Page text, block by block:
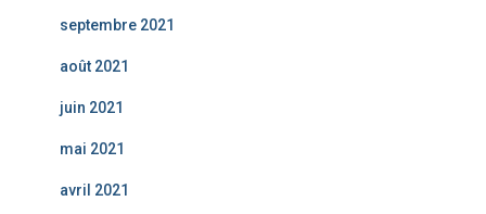
septembre 2021
août 2021
juin 2021
mai 2021
avril 2021